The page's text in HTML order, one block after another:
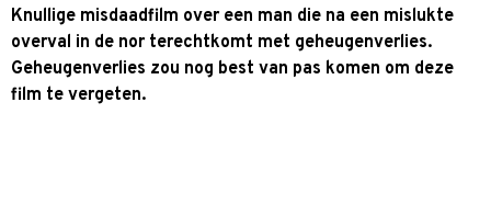
Knullige misdaadfilm over een man die na een mislukte
overval in de nor terechtkomt met geheugenverlies.
Geheugenverlies zou nog best van pas komen om deze
film te vergeten.